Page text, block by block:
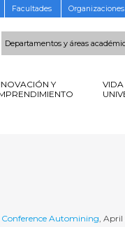
Facultades
Departamentos y áreas
Y
VIDA
Automining, April